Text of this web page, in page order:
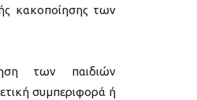
κακοποίησης των
των παιδιών
συμπεριφορά ή